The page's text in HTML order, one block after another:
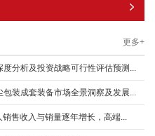
更多+
度分析及投资战略可行性评估预测...
包装成套装备市场全景洞察及发展...
销售收入与销量逐年增长，高端...